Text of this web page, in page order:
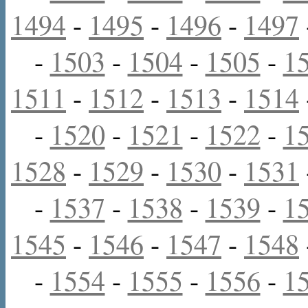
1494 - 1495 - 1496 - 1497
- 1503 - 1504 - 1505 -
1511 - 1512 - 1513 - 1514
- 1520 - 1521 - 1522 -
1528 - 1529 - 1530 - 1531
- 1537 - 1538 - 1539 -
1545 - 1546 - 1547 - 1548
- 1554 - 1555 - 1556 -